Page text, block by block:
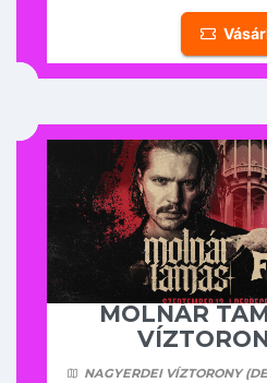
MOLNÁR
NAGYERDEI VÍZTORONY